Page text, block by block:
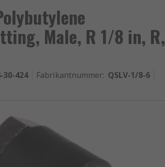
Male, R 1/8 in, R,
30-424 Fabrikantnummer: QSLV-1/8-6